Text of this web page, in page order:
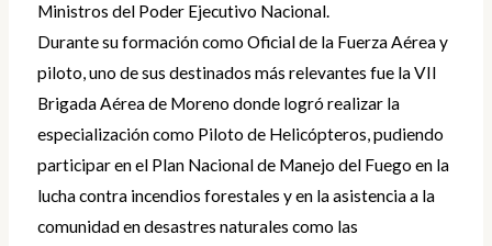
Ministros del Poder Ejecutivo Nacional.
Durante su formación como Oficial de la Fuerza Aérea y
piloto, uno de sus destinados más relevantes fue la VII
Brigada Aérea de Moreno donde logró realizar la
especialización como Piloto de Helicópteros, pudiendo
participar en el Plan Nacional de Manejo del Fuego en la
lucha contra incendios forestales y en la asistencia a la
comunidad en desastres naturales como las